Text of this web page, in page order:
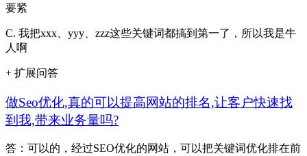
要紧
C. 我把xxx、yyy、zzz这些关键词都搞到第一了，所以我是牛
人啊
+ 扩展问答
做Seo优化,真的可以提高网站的排名,让客户快速找
到我,带来业务量吗?
答：可以的，经过SEO优化的网站，可以把关键词优化排在前